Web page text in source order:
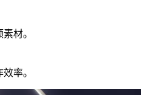
材。
率。